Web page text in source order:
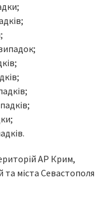
АР Крим,
та міста Севастополя